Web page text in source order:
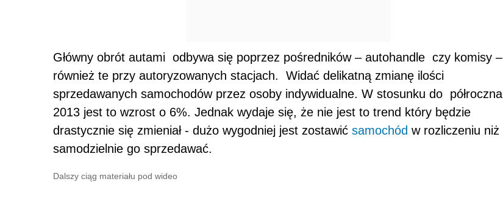
Główny obrót autami odbywa się poprzez pośredników – autohandle czy komisy –
również te przy autoryzowanych stacjach. Widać delikatną zmianę ilości
sprzedawanych samochodów przez osoby indywidualne. W stosunku do półroczna
2013 jest to wzrost o 6%. Jednak wydaje się, że nie jest to trend który będzie
drastycznie się zmieniał - dużo wygodniej jest zostawić samochód w rozliczeniu niż
samodzielnie go sprzedawać.
Dalszy ciąg materiału pod wideo